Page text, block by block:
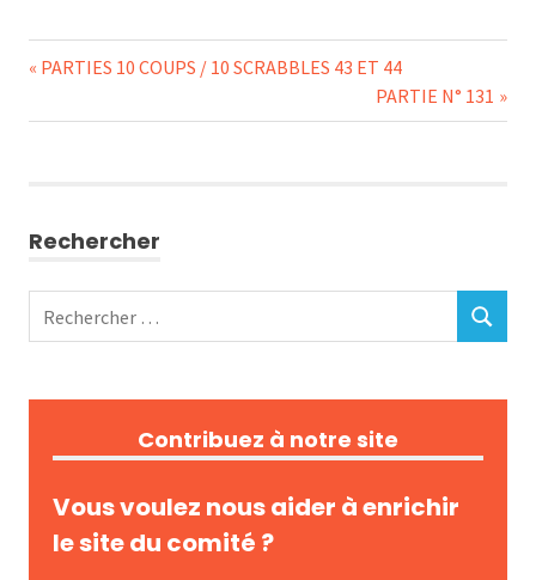
Navigation
de
Previous
PARTIES 10 COUPS / 10 SCRABBLES 43 ET 44
Next
Post:
PARTIE N° 131
Rechercher
Contribuez à notre site
Vous voulez nous aider à enrichir
le site du comité ?